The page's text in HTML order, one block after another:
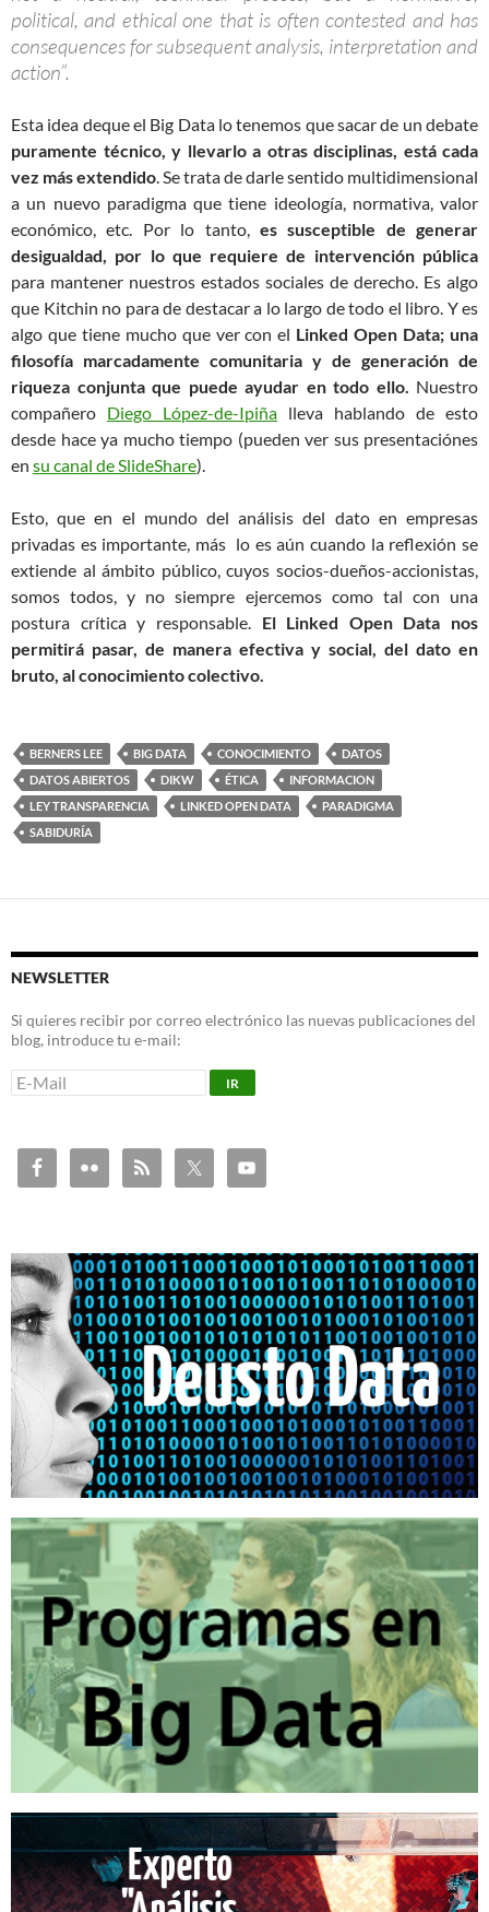
political, and ethical one that is often contested and has
consequences for subsequent analysis, interpretation and
action”.
Esta idea deque el Big Data lo tenemos que sacar de un debate
puramente técnico, y llevarlo a otras disciplinas, está cada
vez más extendido. Se trata de darle sentido multidimensional
a un nuevo paradigma que tiene ideología, normativa, valor
económico, etc. Por lo tanto, es susceptible de generar
desigualdad, por lo que requiere de intervención pública
para mantener nuestros estados sociales de derecho. Es algo
que Kitchin no para de destacar a lo largo de todo el libro. Y es
algo que tiene mucho que ver con el Linked Open Data; una
filosofía marcadamente comunitaria y de generación de
riqueza conjunta que puede ayudar en todo ello. Nuestro
compañero Diego López-de-Ipiña lleva hablando de esto
desde hace ya mucho tiempo (pueden ver sus presentaciónes
en su canal de SlideShare).
Esto, que en el mundo del análisis del dato en empresas
privadas es importante, más lo es aún cuando la reflexión se
extiende al ámbito público, cuyos socios-dueños-accionistas,
somos todos, y no siempre ejercemos como tal con una
postura crítica y responsable. El Linked Open Data nos
permitirá pasar, de manera efectiva y social, del dato en
bruto, al conocimiento colectivo.
BERNERS LEE BIG DATA CONOCIMIENTO
DATOS
DATOS ABIERTOS
DIKW ÉTICA
INFORMACION
LEY TRANSPARENCIA
LINKED OPEN DATA
PARADIGMA
SABIDURÍA
NEWSLETTER
Si quieres recibir por correo electrónico las nuevas publicaciones del
blog, introduce tu e-mail: